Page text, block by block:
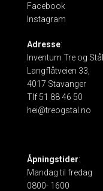
Facebook
Instagram
Adresse:
Inventum Tre og
Langflåtveien 33,
4017 Stavanger
Tlf 51 88 46 50
hei@treogstal.no
Åpningstider:
Mandag til fredag
0800- 1600